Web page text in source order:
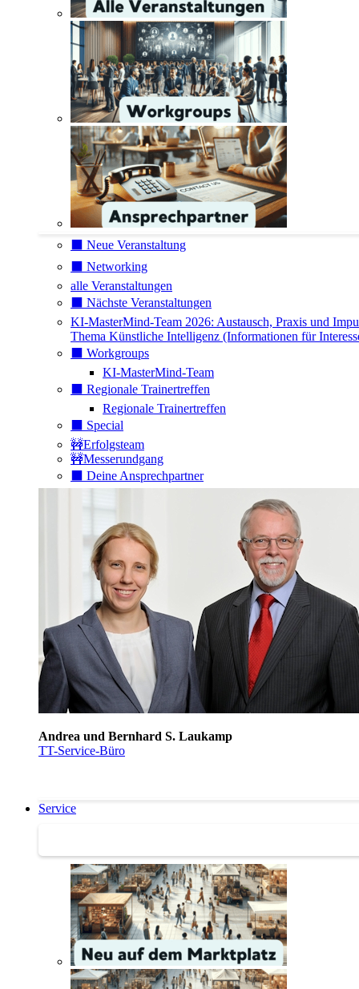
⬛️ Neue Veranstaltung
⬛️ Networking
alle Veranstaltungen
⬛️ Nächste Veranstaltungen
KI-MasterMind-Team 2026: Austausch, Praxis und
Thema Künstliche Intelligenz (Informationen für
⬛️ Workgroups
KI-MasterMind-Team
⬛️ Regionale Trainertreffen
Regionale Trainertreffen
⬛️ Special
🚧Erfolgsteam
🚧Messerundgang
⬛️ Deine Ansprechpartner
Andrea und Bernhard S. Laukamp
TT-Service-Büro
Service